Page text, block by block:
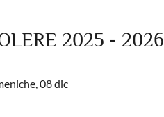
2025 - 2026
08 dic